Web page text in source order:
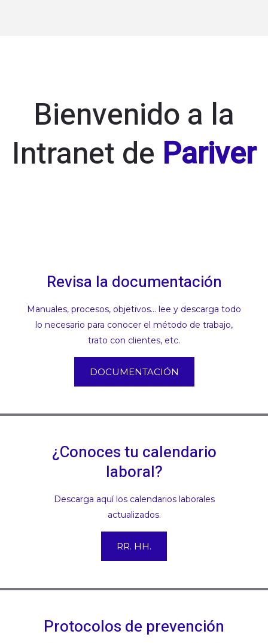
Bienvenido a la
Intranet de Pariver
Revisa la documentación
Manuales, procesos, objetivos... lee y descarga todo
lo necesario para conocer el método de trabajo,
trato con clientes, etc.
DOCUMENTACIÓN
¿Conoces tu calendario
laboral?
Descarga aquí los calendarios laborales
actualizados.
RR. HH.
Protocolos de prevención